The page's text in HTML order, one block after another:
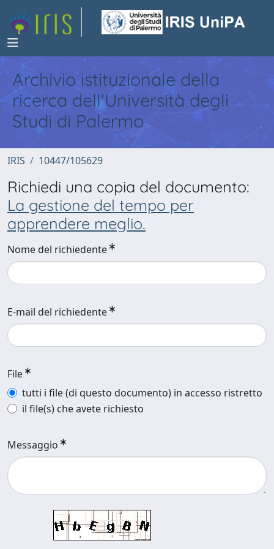
Archivio istituzionale della
ricerca dell'Università degli
Studi di Palermo
IRIS 10447/105629
Richiedi una copia del documento:
La gestione del tempo per
apprendere meglio.
Nome del richiedente
E-mail del richiedente
File
tutti i file (di questo documento) in accesso ristretto
il file(s) che avete richiesto
Messaggio